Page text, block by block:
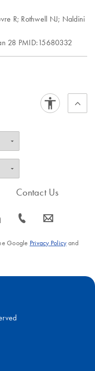
R; Rothwell NJ; Naldini
28 PMID:15680332
Contact Us
icon_0072_phone-s icon_0063_envelope-s
Google Privacy Policyand